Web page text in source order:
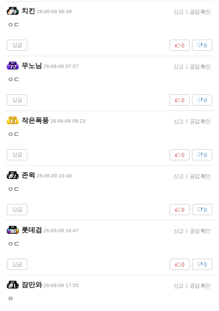
치킨 26-06-09 06:48 신고 | 공감 확인
ㅇㄷ
답글 0
0
무노님 26-06-09 07:57 신고 | 공감 확인
ㅇㄷ
답글 0
0
작은폭풍 26-06-09 09:23 신고 | 공감 확인
ㅇㄷ
답글 0
0
존윅 26-06-09 10:48 신고 | 공감 확인
ㅇㄷ
답글 0
0
롯데검 26-06-09 16:47 신고 | 공감 확인
ㅇㄷ
답글 0
0
잠만와 26-06-09 17:55 신고 | 공감 확인
ㅇ